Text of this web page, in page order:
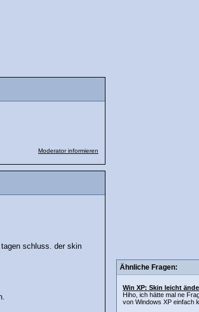
Moderator informieren
schluss. der skin
Ähnliche Fragen:
Win XP: Skin leicht
Hiho, ich hätte mal ne
von Windows XP einfach